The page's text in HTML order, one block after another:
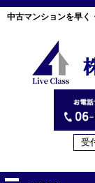
中古マンションを早く
受